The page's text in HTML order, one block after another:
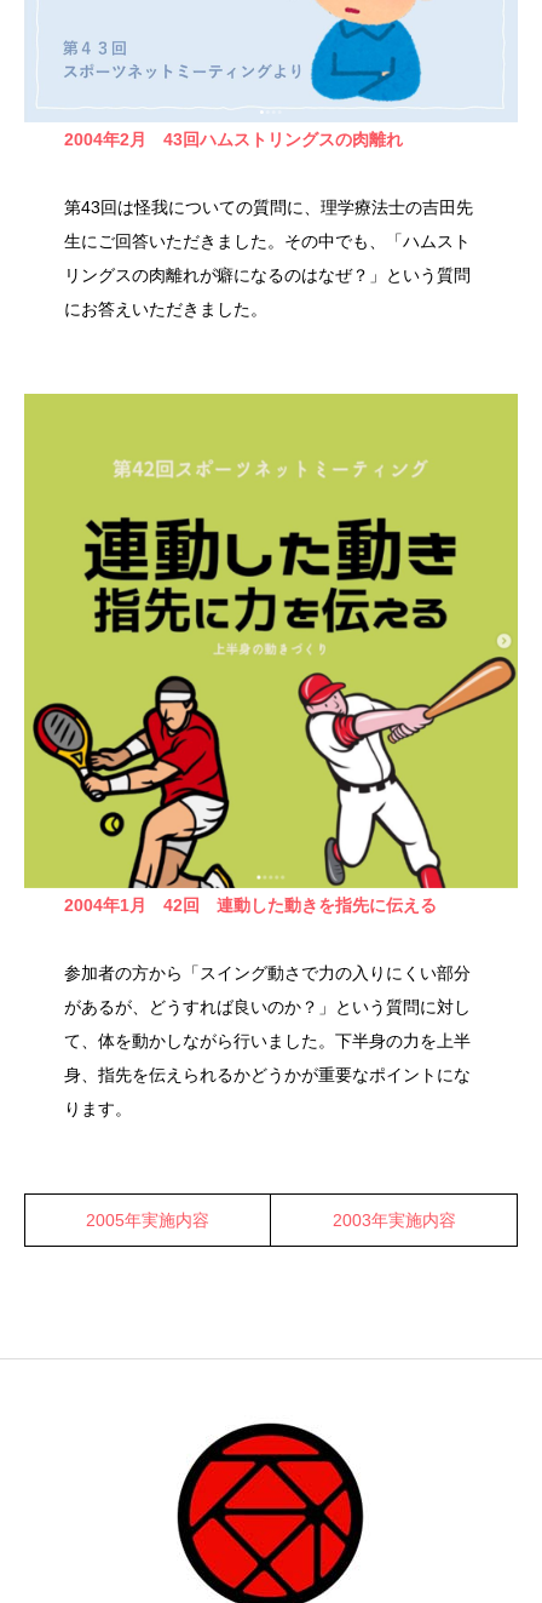
2004年2月 43回ハムストリングスの肉離れ
第43回は怪我についての質問に、理学療法士の吉田先
生にご回答いただきました。その中でも、「ハムスト
リングスの肉離れが癖になるのはなぜ？」という質問
にお答えいただきました。
2004年1月 42回 連動した動きを指先に伝える
参加者の方から「スイング動さで力の入りにくい部分
があるが、どうすれば良いのか？」という質問に対し
て、体を動かしながら行いました。下半身の力を上半
身、指先を伝えられるかどうかが重要なポイントにな
ります。
2005年実施内容 2003年実施内容